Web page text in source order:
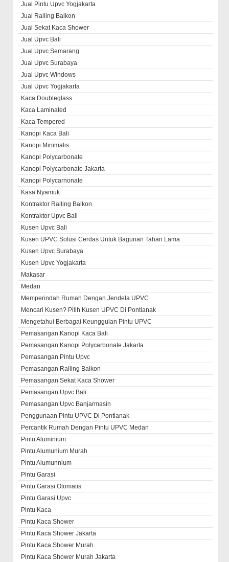
Jual Pintu Upvc Yogjakarta
Jual Railing Balkon
Jual Sekat Kaca Shower
Jual Upvc Bali
Jual Upvc Semarang
Jual Upvc Surabaya
Jual Upvc Windows
Jual Upvc Yogjakarta
Kaca Doubleglass
Kaca Laminated
Kaca Tempered
Kanopi Kaca Bali
Kanopi Minimalis
Kanopi Polycarbonate
Kanopi Polycarbonate Jakarta
Kanopi Polycarnonate
Kasa Nyamuk
Kontraktor Railing Balkon
Kontraktor Upvc Bali
Kusen Upvc Bali
Kusen UPVC Solusi Cerdas Untuk Bagunan Tahan Lama
Kusen Upvc Surabaya
Kusen Upvc Yogjakarta
Makasar
Medan
Memperindah Rumah Dengan Jendela UPVC
Mencari Kusen? Pilih Kusen UPVC Di Pontianak
Mengetahui Berbagai Keunggulan Pintu UPVC
Pemasangan Kanopi Kaca Bali
Pemasangan Kanopi Polycarbonate Jakarta
Pemasangan Pintu Upvc
Pemasangan Railing Balkon
Pemasangan Sekat Kaca Shower
Pemasangan Upvc Bali
Pemasangan Upvc Banjarmasin
Penggunaan Pintu UPVC Di Pontianak
Percantik Rumah Dengan Pintu UPVC Medan
Pintu Aluminium
Pintu Alumunium Murah
Pintu Alumunnium
Pintu Garasi
Pintu Garasi Otomatis
Pintu Garasi Upvc
Pintu Kaca
Pintu Kaca Shower
Pintu Kaca Shower Jakarta
Pintu Kaca Shower Murah
Pintu Kaca Shower Murah Jakarta